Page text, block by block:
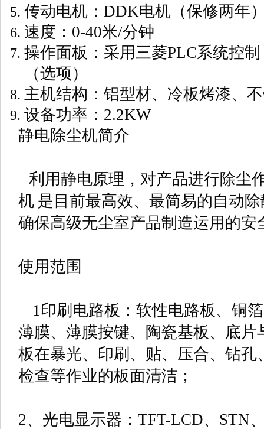
传动电机：DDK电机（保修两年
速度：0-40米/分钟
操作面板：采用三菱PLC系统控
（选项）
主机结构：铝型材、冷板烤漆、
设备功率：2.2KW
静电除尘机简介
利用静电原理，对产品进行除尘
机 是目前最高效、最简易的自动
确保高级无尘室产品制造运用的安
使用范围
1印刷电路板：软性电路板、铜
薄膜、薄膜按键、陶瓷基板、底片
板在暴光、印刷、贴、压合、钻孔
检查等作业的板面清洁；
2、光电显示器：TFT-LCD、STN